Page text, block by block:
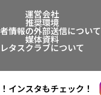
運営会社
推奨環境
情報の外部送信について
媒体資料
レタスクラブについて
インスタもチェック！